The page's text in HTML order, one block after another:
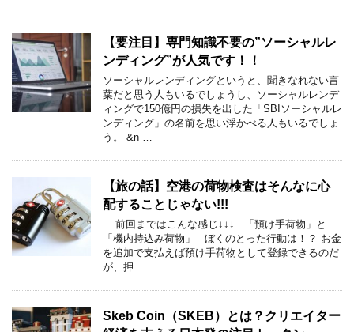
【要注目】専門知識不要の”ソーシャルレ
ンディング”が人気です！！
ソーシャルレンディングというと、聞きなれない言
葉だと思う人もいるでしょうし、ソーシャルレンデ
ィングで150億円の損失を出した「SBIソーシャルレ
ンディング」の名前を思い浮かべる人もいるでしょ
う。 &n …
【旅の話】空港の荷物検査はそんなに心
配することじゃない!!!
前回まではこんな感じ↓↓↓ 「預け手荷物」と
「機内持込み荷物」 ぼくのとった行動は！？ お金
を追加で支払えば預け手荷物として登録できるのだ
が、押 …
Skeb Coin（SKEB）とは？クリエイター